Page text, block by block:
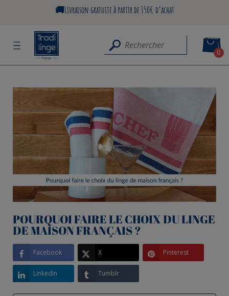
🚚Livraison gratuite à partir de 150€ d’achat
0
POURQUOI FAIRE LE CHOIX DU LINGE
DE MAISON FRANÇAIS ?
Facebook X Pinterest
LinkedIn Tumblr